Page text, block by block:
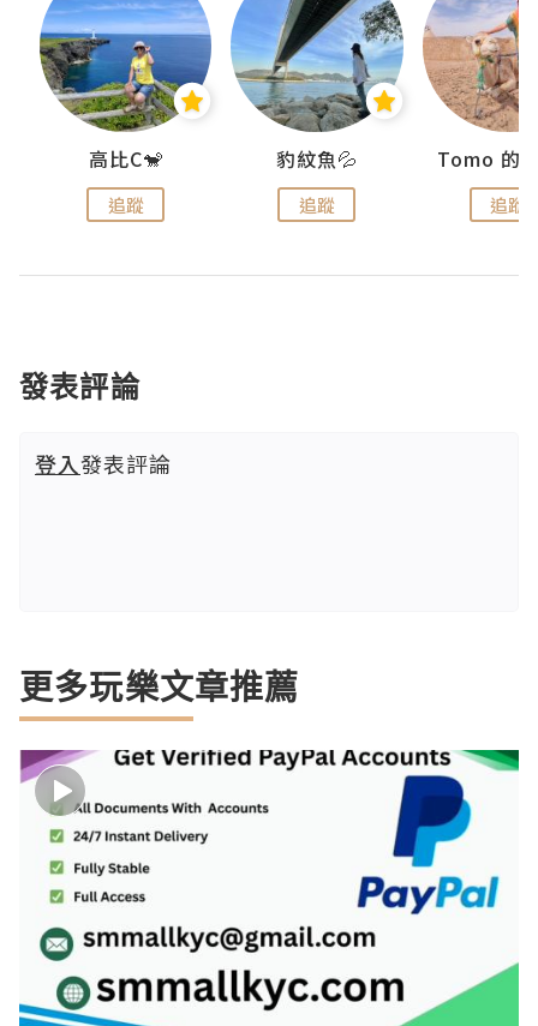
高比C🐒
追蹤
豹紋魚💦
追蹤 追蹤
發表評論
登入發表評論
更多玩樂文章推薦